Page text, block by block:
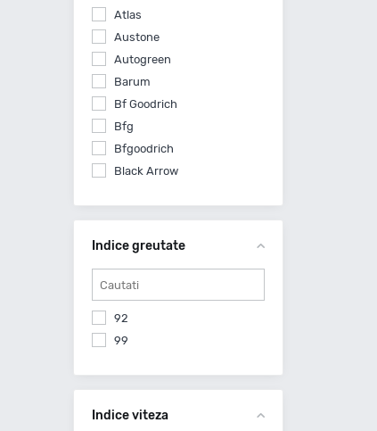
Atlas
Austone
Autogreen
Barum
Bf Goodrich
Bfg
Bfgoodrich
Black Arrow
Comforser
Cooper
Cst By Maxxis
Double Coin
Indice greutate
92
99
Indice viteza